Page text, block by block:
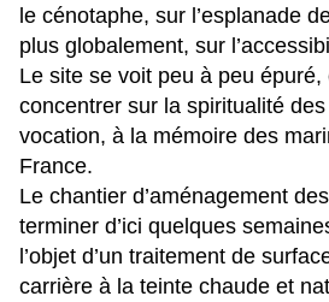
le cénotaphe, sur l’esplanade
plus globalement, sur
Le site se voit peu à peu
concentrer sur la spiritualité
vocation, à la mémoire des
France.
Le chantier d’aménagement
terminer d’ici quelques
l’objet d’un traitement de
carrière à la teinte chaude et